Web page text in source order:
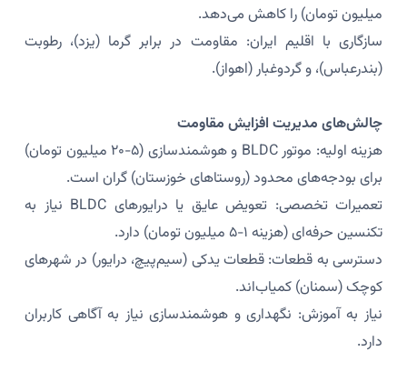
میلیون تومان) را کاهش می‌دهد.
سازگاری با اقلیم ایران: مقاومت در برابر گرما (یزد)، رطوبت
(بندرعباس)، و گردوغبار (اهواز).
چالش‌های مدیریت افزایش مقاومت
هزینه اولیه: موتور BLDC و هوشمندسازی (۵-۲۰ میلیون تومان)
برای بودجه‌های محدود (روستاهای خوزستان) گران است.
تعمیرات تخصصی: تعویض عایق یا درایورهای BLDC نیاز به
تکنسین حرفه‌ای (هزینه ۱-۵ میلیون تومان) دارد.
دسترسی به قطعات: قطعات یدکی (سیم‌پیچ، درایور) در شهرهای
کوچک (سمنان) کمیاب‌اند.
نیاز به آموزش: نگهداری و هوشمندسازی نیاز به آگاهی کاربران
دارد.